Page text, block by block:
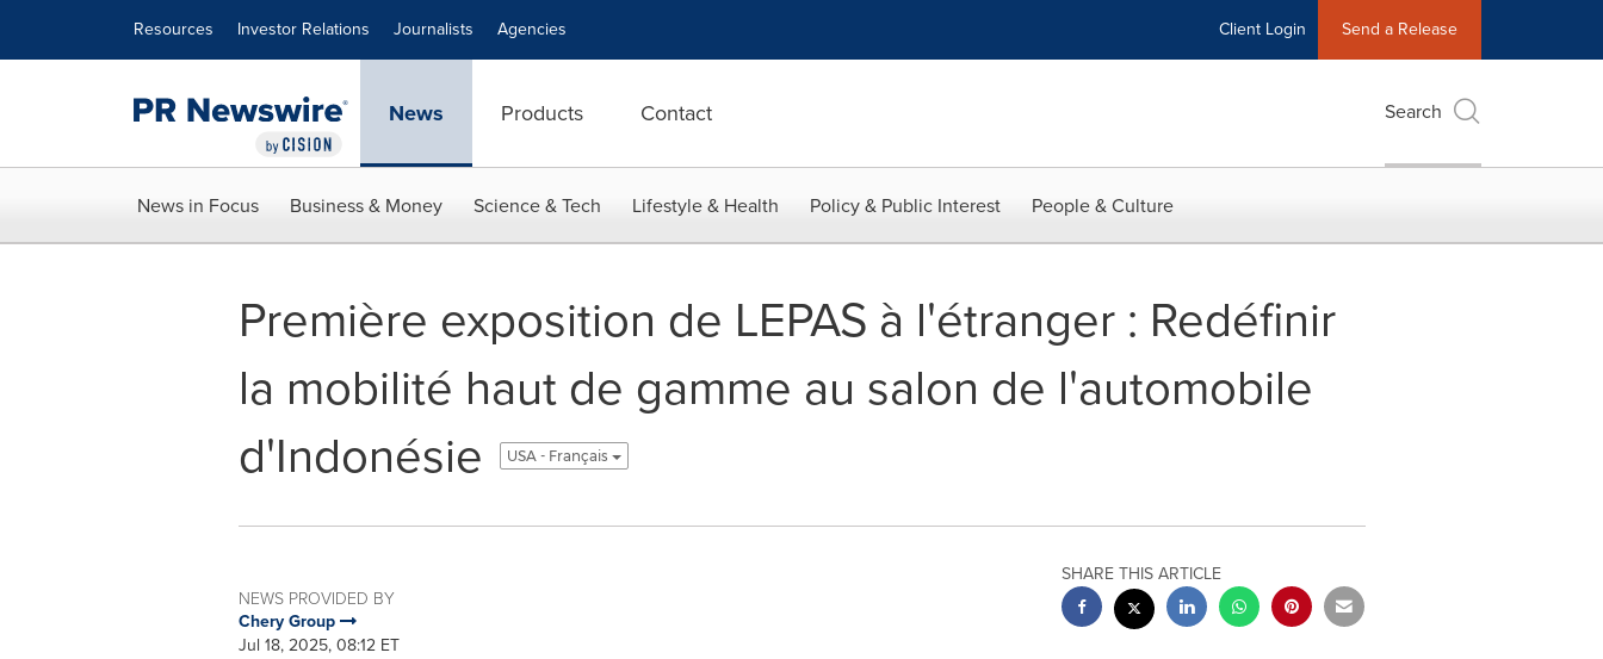
Resources Investor Relations Journalists Agencies Client Login Send a Release
News Products Contact Search
News in Focus Business & Money Science & Tech Lifestyle & Health Policy & Public Interest People & Culture
Première exposition de LEPAS à l'étranger : Redéfinir
la mobilité haut de gamme au salon de l'automobile
d'Indonésie
USA - Français
NEWS PROVIDED BY
Chery Group
Jul 18, 2025, 08:12 ET
SHARE THIS ARTICLE